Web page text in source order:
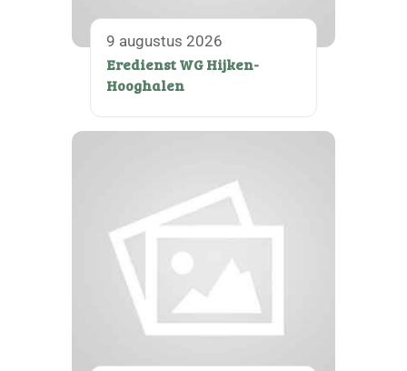
9 augustus 2026
Eredienst WG Hijken-
Hooghalen